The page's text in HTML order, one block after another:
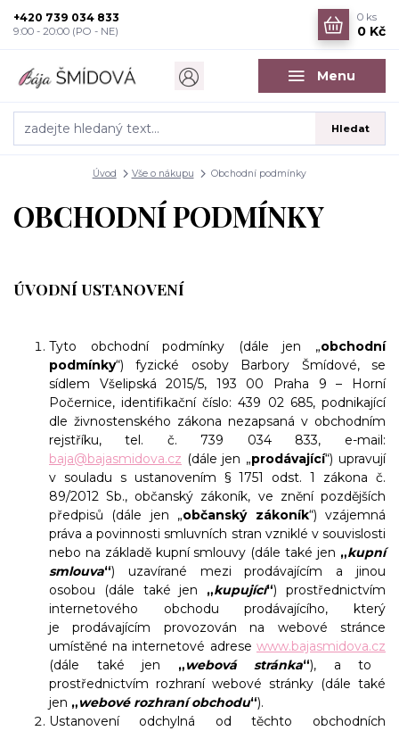
Menu
Hledat
+420 739 034 833
9:00 - 20:00 (PO - NE)
0 ks
0 Kč
Úvod Vše o nákupu Obchodní podmínky
OBCHODNÍ PODMÍNKY
ÚVODNÍ USTANOVENÍ
Tyto obchodní podmínky (dále jen „obchodní
podmínky“) fyzické osoby Barbory Šmídové, se
sídlem Všelipská 2015/5, 193 00 Praha 9 – Horní
Počernice, identifikační číslo: 439 02 685, podnikající
dle živnostenského zákona nezapsaná v obchodním
rejstříku, tel. č. 739 034 833, e-mail:
baja@bajasmidova.cz (dále jen „prodávající“) upravují
v souladu s ustanovením § 1751 odst. 1 zákona č.
89/2012 Sb., občanský zákoník, ve znění pozdějších
předpisů (dále jen „občanský zákoník“) vzájemná
práva a povinnosti smluvních stran vzniklé v souvislosti
nebo na základě kupní smlouvy (dále také jen „kupní
smlouva“) uzavírané mezi prodávajícím a jinou
osobou (dále také jen „kupující“) prostřednictvím
internetového obchodu prodávajícího, který
je prodávajícím provozován na webové stránce
umístěné na internetové adrese www.bajasmidova.cz
(dále také jen „webová stránka“), a to
prostřednictvím rozhraní webové stránky (dále také
jen „webové rozhraní obchodu“).
Ustanovení odchylná od těchto obchodních